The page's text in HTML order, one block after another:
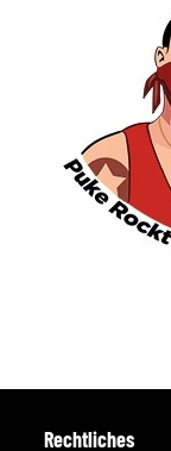
Rechtliches